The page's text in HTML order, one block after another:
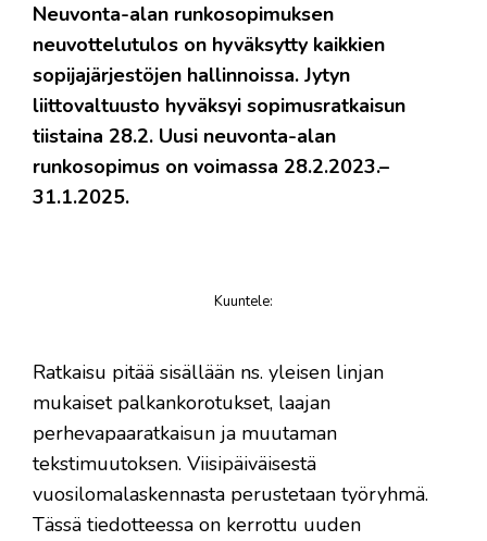
Neuvonta-alan runkosopimuksen
neuvottelutulos on hyväksytty kaikkien
sopijajärjestöjen hallinnoissa. Jytyn
liittovaltuusto hyväksyi sopimusratkaisun
tiistaina 28.2. Uusi neuvonta-alan
runkosopimus on voimassa 28.2.2023.–
31.1.2025.
Kuuntele:
Ratkaisu pitää sisällään ns. yleisen linjan
mukaiset palkankorotukset, laajan
perhevapaaratkaisun ja muutaman
tekstimuutoksen. Viisipäiväisestä
vuosilomalaskennasta perustetaan työryhmä.
Tässä tiedotteessa on kerrottu uuden